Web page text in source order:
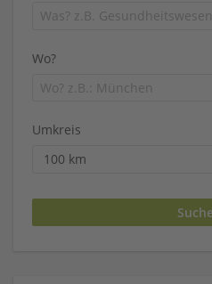
Wo?
Umkreis